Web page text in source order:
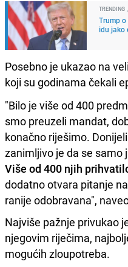
TRENDING
Trump
idu jako
Posebno je ukazao na
koji su godinama čekali
"Bilo je više od 400
smo preuzeli mandat,
konačno riješimo.
zanimljivo je da se samo
Više od 400 njih
dodatno otvara pitanje
ranije odobravana",
Najviše pažnje privukao
njegovim riječima,
mogućih zloupotreba.